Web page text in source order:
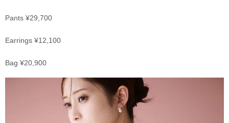
Pants ¥29,700
Earrings ¥12,100
Bag ¥20,900